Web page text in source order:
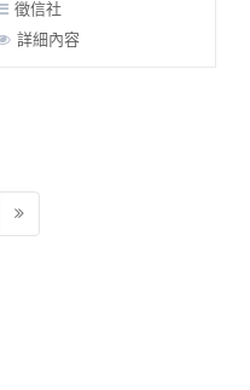
高?
徵信社
詳細內容